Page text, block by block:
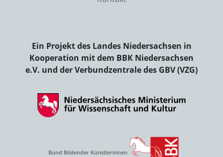
Ein Projekt des Landes Niedersachsen in
Kooperation mit dem BBK Niedersachsen
e.V. und der Verbundzentrale des GBV (VZG)
Bund Bildender Künstlerinnen